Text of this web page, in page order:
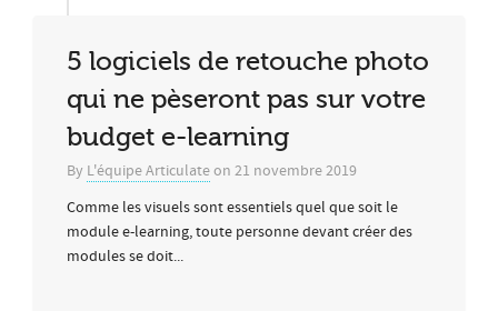
5 logiciels de retouche photo
qui ne pèseront pas sur votre
budget e-learning
By L'équipe Articulateon 21 novembre 2019
Comme les visuels sont essentiels quel que soit le
module e-learning, toute personne devant créer des
modules se doit...